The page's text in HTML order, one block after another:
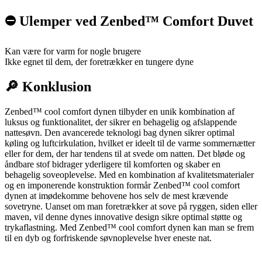
⛔️ Ulemper ved Zenbed™ Comfort Duvet
Kan være for varm for nogle brugere
Ikke egnet til dem, der foretrækker en tungere dyne
🔎 Konklusion
Zenbed™ cool comfort dynen tilbyder en unik kombination af
luksus og funktionalitet, der sikrer en behagelig og afslappende
nattesøvn. Den avancerede teknologi bag dynen sikrer optimal
køling og luftcirkulation, hvilket er ideelt til de varme sommernætter
eller for dem, der har tendens til at svede om natten. Det bløde og
åndbare stof bidrager yderligere til komforten og skaber en
behagelig soveoplevelse. Med en kombination af kvalitetsmaterialer
og en imponerende konstruktion formår Zenbed™ cool comfort
dynen at imødekomme behovene hos selv de mest krævende
sovetryne. Uanset om man foretrækker at sove på ryggen, siden eller
maven, vil denne dynes innovative design sikre optimal støtte og
trykaflastning. Med Zenbed™ cool comfort dynen kan man se frem
til en dyb og forfriskende søvnoplevelse hver eneste nat.